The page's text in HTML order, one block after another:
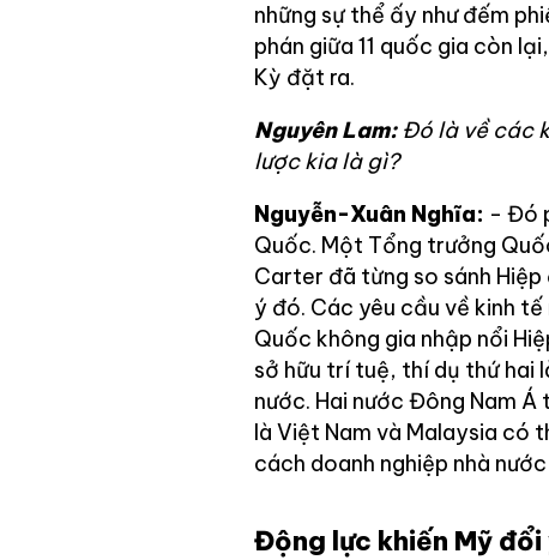
những sự thể ấy như đếm
phán giữa 11 quốc gia còn
Kỳ đặt ra.
Nguyên Lam: Đó là về các
lược kia là gì?
Nguyễn-Xuân Nghĩa: - Đó
Quốc. Một Tổng trưởng
Carter đã từng so sánh
ý đó. Các yêu cầu về kinh
Quốc không gia nhập nổi
sở hữu trí tuệ, thí dụ thứ hai
nước. Hai nước Đông Nam
là Việt Nam và Malaysia có
cách doanh nghiệp nhà
Động lực khiến Mỹ đổi